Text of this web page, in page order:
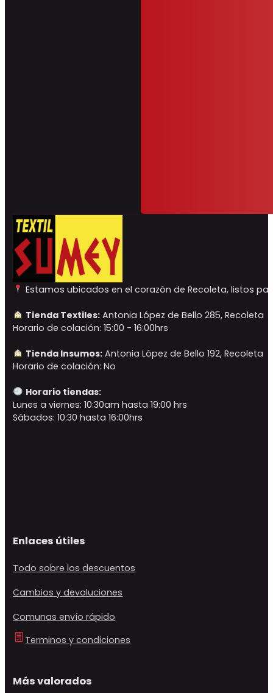
Estamos ubicados en el corazón de Recoleta, listos
Tienda Textiles:Antonia López de Bello 285, Recoleta
Horario de colación: 15:00 - 16:00hrs
Tienda Insumos:Antonia López de Bello 192, Recoleta
Horario de colación: No
Horario tiendas:
Lunes a viernes: 10:30am hasta 19:00 hrs
Sábados: 10:30 hasta 16:00hrs
Enlaces útiles
Todo sobre los descuentos
Cambios y devoluciones
Comunas envío rápido
Terminos y condiciones
Más valorados